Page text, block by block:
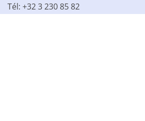
Tél: +32 3 230 85 82